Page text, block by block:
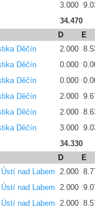
3.000 9.030
34.470
D
E
Děčín 2.000 8.530
Děčín 0.000 0.000
Děčín 0.000 0.000
Děčín 2.000 9.670
Děčín 2.000 8.630
Děčín 3.000 9.030
34.330
D
E
nad Labem 2.000 8.770
nad Labem 2.000 9.070
nad Labem 2.000 8.570